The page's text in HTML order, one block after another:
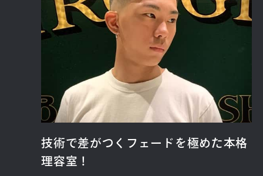
技術で差がつくフェードを極めた本格
理容室！